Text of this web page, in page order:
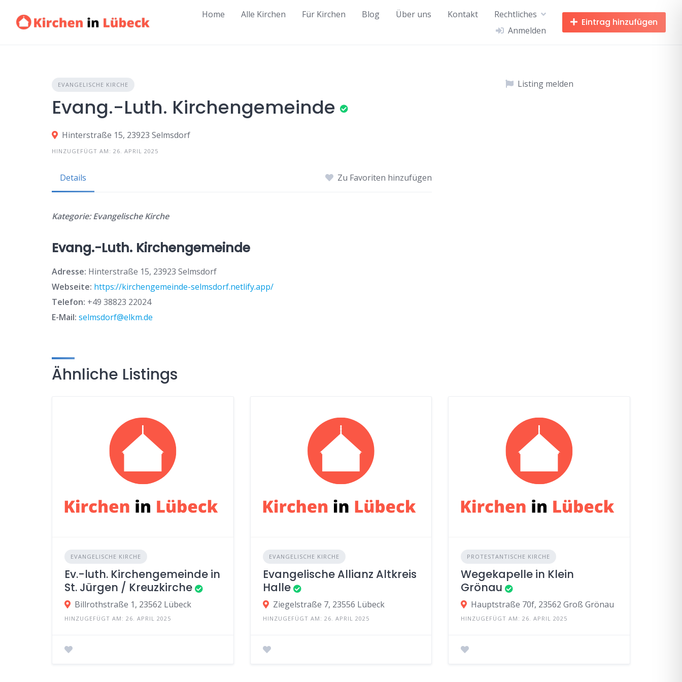
Home Alle Kirchen Für Kirchen Blog Über uns Kontakt
Rechtliches
Anmelden
Eintrag hinzufügen
EVANGELISCHE KIRCHE
Evang.-Luth. Kirchengemeinde
Hinterstraße 15, 23923 Selmsdorf
HINZUGEFÜGT AM: 26. APRIL 2025
Details Zu Favoriten hinzufügen
Kategorie: Evangelische Kirche
Evang.-Luth. Kirchengemeinde
Adresse: Hinterstraße 15, 23923 Selmsdorf
Webseite: https://kirchengemeinde-selmsdorf.netlify.app/
Telefon: +49 38823 22024
E-Mail: selmsdorf@elkm.de
Listing melden
Ähnliche Listings
EVANGELISCHE KIRCHE
Ev.-luth. Kirchengemeinde in
St. Jürgen / Kreuzkirche
Billrothstraße 1, 23562 Lübeck
HINZUGEFÜGT AM: 26. APRIL 2025
EVANGELISCHE KIRCHE
Evangelische Allianz Altkreis
Halle
Ziegelstraße 7, 23556 Lübeck
HINZUGEFÜGT AM: 26. APRIL 2025
PROTESTANTISCHE KIRCHE
Wegekapelle in Klein
Grönau
Hauptstraße 70f, 23562 Groß Grönau
HINZUGEFÜGT AM: 26. APRIL 2025